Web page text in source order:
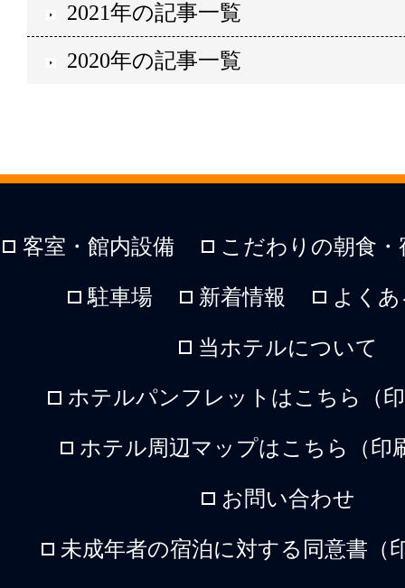
2021年の記事一覧
2020年の記事一覧
客室・館内設備 こだわりの朝食
駐車場 新着情報 よく
当ホテルについて
ホテルパンフレットはこちら（
ホテル周辺マップはこちら（印
お問い合わせ
未成年者の宿泊に対する同意書（